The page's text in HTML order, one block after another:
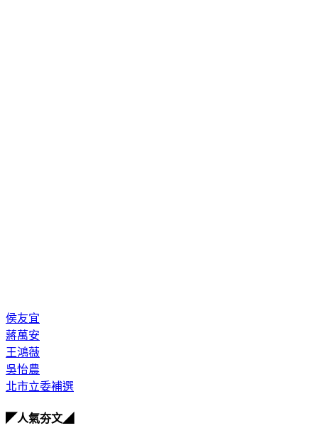
侯友宜
蔣萬安
王鴻薇
吳怡農
北市立委補選
◤人氣夯文◢